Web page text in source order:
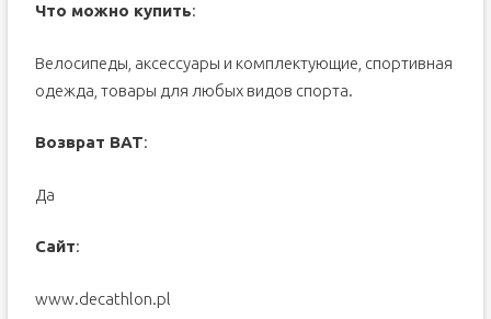
Что можно купить:
Велосипеды, аксессуары и комплектующие, спортивная
одежда, товары для любых видов спорта.
Возврат ВАТ:
Да
Сайт:
www.decathlon.pl